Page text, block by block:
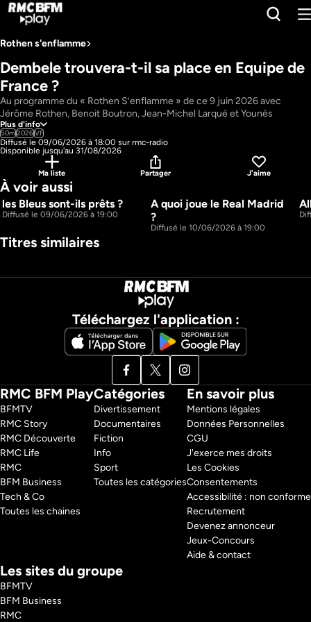
Rothen s'enflamme
Dembele trouvera-t-il sa place en Equipe de
France ?
Au programme du « Rothen S’enflamme » de ce 9 juin 2026 avec
Jérôme Rothen, Benoit Boutron, Jean-Michel Larqué et Younès
Belhanda: Dembele trouvera-t-il sa place en Equipe de France ?; procès
de ceux qui estiment que notre milieu de terrain est faible; Allo Jérôme.
Pays : France
Présentateur :
Jérôme Rothen, Benoit Boutron, Jean-Michel Larqué,
Younès Belhanda
Plus d'info
50m2026VF
Diffusé le 09/06/2026 à 18:00 sur rmc-radio
Disponible jusqu'au 31/08/2026
Ma liste Partager J'aime
À voir aussi
les Bleus sont-ils prêts ?
Diffusé le 09/06/2026 à 19:00 47m
A quoi joue le Real Madrid
?
Diffusé le 10/06/2026 à 19:00
Titres similaires
Téléchargez l'application :
RMC BFM Play
BFMTV
RMC Story
RMC Découverte
RMC Life
RMC
BFM Business
Tech & Co
Toutes les chaines
Catégories
Divertissement
Documentaires
Fiction
Info
Sport
Toutes les catégories
En savoir plus
Mentions légales
Données Personnelles
CGU
J'exerce mes droits
Les Cookies
Consentements
Accessibilité : non conforme
Recrutement
Devenez annonceur
Jeux-Concours
Aide & contact
Les sites du groupe
BFMTV
BFM Business
RMC